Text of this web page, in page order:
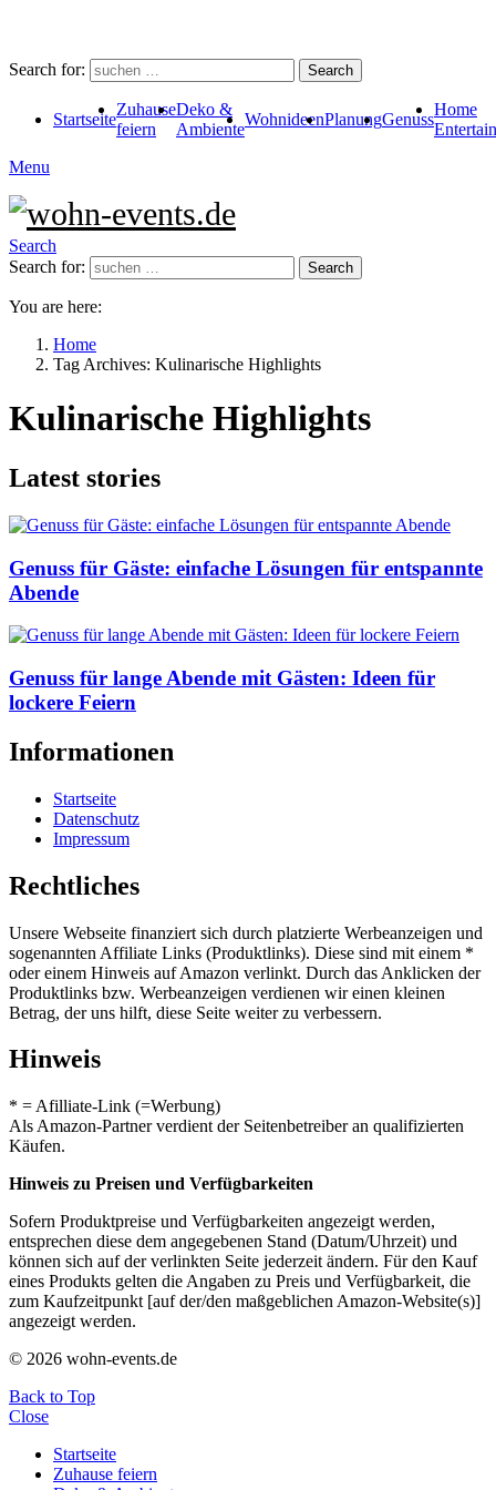
Search for: Search
Startseite
Zuhause
feiern
Deko &
Ambiente
WohnideenPlanungGenuss
Home
Menu
Search
Search for:
Search
You are here:
Home
Tag Archives: Kulinarische Highlights
Kulinarische Highlights
Latest stories
Genuss für Gäste: einfache Lösungen für entspannte
Abende
Genuss für lange Abende mit Gästen: Ideen für
lockere Feiern
Informationen
Startseite
Datenschutz
Impressum
Rechtliches
Unsere Webseite finanziert sich durch platzierte Werbeanzeigen und
sogenannten Affiliate Links (Produktlinks). Diese sind mit einem *
oder einem Hinweis auf Amazon verlinkt. Durch das Anklicken der
Produktlinks bzw. Werbeanzeigen verdienen wir einen kleinen
Betrag, der uns hilft, diese Seite weiter zu verbessern.
Hinweis
* = Afilliate-Link (=Werbung)
Als Amazon-Partner verdient der Seitenbetreiber an qualifizierten
Käufen.
Hinweis zu Preisen und Verfügbarkeiten
Sofern Produktpreise und Verfügbarkeiten angezeigt werden,
entsprechen diese dem angegebenen Stand (Datum/Uhrzeit) und
können sich auf der verlinkten Seite jederzeit ändern. Für den Kauf
eines Produkts gelten die Angaben zu Preis und Verfügbarkeit, die
zum Kaufzeitpunkt [auf der/den maßgeblichen Amazon-Website(s)]
angezeigt werden.
© 2026 wohn-events.de
Back to Top
Close
Startseite
Zuhause feiern